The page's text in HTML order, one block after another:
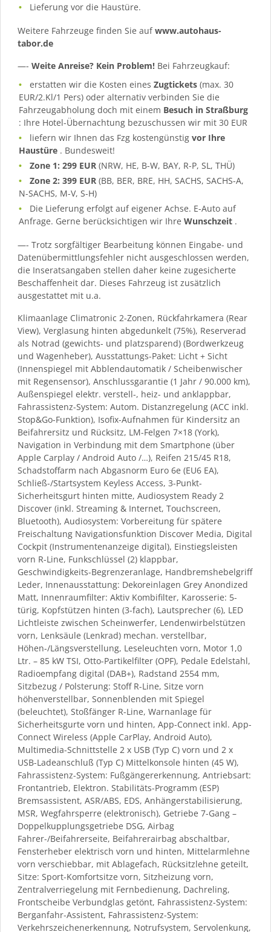
Lieferung vor die Haustüre.
Weitere Fahrzeuge finden Sie aufwww.autohaus-
tabor.de
—- Weite Anreise? Kein Problem! Bei Fahrzeugkauf:
erstatten wir die Kosten einesZugtickets(max. 30
EUR/2.Kl/1 Pers) oder alternativ verbinden Sie die
Fahrzeugabholung doch mit einem Besuch in Straßburg
: Ihre Hotel-Übernachtung bezuschussen wir mit 30 EUR
liefern wir Ihnen das Fzg kostengünstigvor Ihre
Haustüre . Bundesweit!
Zone 1: 299 EUR (NRW, HE, B-W, BAY, R-P, SL, THÜ)
Zone 2: 399 EUR (BB, BER, BRE, HH, SACHS, SACHS-A,
N-SACHS, M-V, S-H)
Die Lieferung erfolgt auf eigener Achse. E-Auto auf
Anfrage. Gerne berücksichtigen wir Ihre Wunschzeit .
—- Trotz sorgfältiger Bearbeitung können Eingabe- und
Datenübermittlungsfehler nicht ausgeschlossen werden,
die Inseratsangaben stellen daher keine zugesicherte
Beschaffenheit dar. Dieses Fahrzeug ist zusätzlich
ausgestattet mit u.a.
Klimaanlage Climatronic 2-Zonen, Rückfahrkamera (Rear
View), Verglasung hinten abgedunkelt (75%), Reserverad
als Notrad (gewichts- und platzsparend) (Bordwerkzeug
und Wagenheber), Ausstattungs-Paket: Licht + Sicht
(Innenspiegel mit Abblendautomatik / Scheibenwischer
mit Regensensor), Anschlussgarantie (1 Jahr / 90.000 km),
Außenspiegel elektr. verstell-, heiz- und anklappbar,
Fahrassistenz-System: Autom. Distanzregelung (ACC inkl.
Stop&Go-Funktion), Isofix-Aufnahmen für Kindersitz an
Beifahrersitz und Rücksitz, LM-Felgen 7×18 (York),
Navigation in Verbindung mit dem Smartphone (über
Apple Carplay / Android Auto /…), Reifen 215/45 R18,
Schadstoffarm nach Abgasnorm Euro 6e (EU6 EA),
Schließ-/Startsystem Keyless Access, 3-Punkt-
Sicherheitsgurt hinten mitte, Audiosystem Ready 2
Discover (inkl. Streaming & Internet, Touchscreen,
Bluetooth), Audiosystem: Vorbereitung für spätere
Freischaltung Navigationsfunktion Discover Media, Digital
Cockpit (Instrumentenanzeige digital), Einstiegsleisten
vorn R-Line, Funkschlüssel (2) klappbar,
Geschwindigkeits-Begrenzeranlage, Handbremshebelgriff
Leder, Innenausstattung: Dekoreinlagen Grey Anondized
Matt, Innenraumfilter: Aktiv Kombifilter, Karosserie: 5-
türig, Kopfstützen hinten (3-fach), Lautsprecher (6), LED
Lichtleiste zwischen Scheinwerfer, Lendenwirbelstützen
vorn, Lenksäule (Lenkrad) mechan. verstellbar,
Höhen-/Längsverstellung, Leseleuchten vorn, Motor 1,0
Ltr. – 85 kW TSI, Otto-Partikelfilter (OPF), Pedale Edelstahl,
Radioempfang digital (DAB+), Radstand 2554 mm,
Sitzbezug / Polsterung: Stoff R-Line, Sitze vorn
höhenverstellbar, Sonnenblenden mit Spiegel
(beleuchtet), Stoßfänger R-Line, Warnanlage für
Sicherheitsgurte vorn und hinten, App-Connect inkl. App-
Connect Wireless (Apple CarPlay, Android Auto),
Multimedia-Schnittstelle 2 x USB (Typ C) vorn und 2 x
USB-Ladeanschluß (Typ C) Mittelkonsole hinten (45 W),
Fahrassistenz-System: Fußgängererkennung, Antriebsart:
Frontantrieb, Elektron. Stabilitäts-Programm (ESP)
Bremsassistent, ASR/ABS, EDS, Anhängerstabilisierung,
MSR, Wegfahrsperre (elektronisch), Getriebe 7-Gang –
Doppelkupplungsgetriebe DSG, Airbag
Fahrer-/Beifahrerseite, Beifahrerairbag abschaltbar,
Fensterheber elektrisch vorn und hinten, Mittelarmlehne
vorn verschiebbar, mit Ablagefach, Rücksitzlehne geteilt,
Sitze: Sport-Komfortsitze vorn, Sitzheizung vorn,
Zentralverriegelung mit Fernbedienung, Dachreling,
Frontscheibe Verbundglas getönt, Fahrassistenz-System:
Berganfahr-Assistent, Fahrassistenz-System:
Verkehrszeichenerkennung, Notrufsystem, Servolenkung,